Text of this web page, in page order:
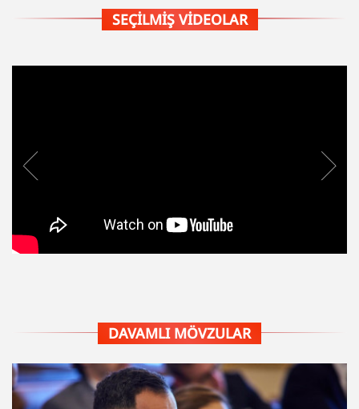
SEÇILMIŞ VIDEOLAR
DAVAMLI MÖVZULAR